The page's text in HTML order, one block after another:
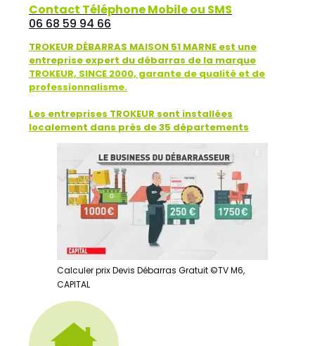
Contact Téléphone Mobile ou SMS
06 68 59 94 66
TROKEUR DÉBARRAS MAISON 51 MARNE est une
entreprise expert du débarras de la marque
TROKEUR, SINCE 2000, garante de qualité et de
professionnalisme.
Les entreprises TROKEUR sont installées
localement dans près de 35 départements
Calculer prix Devis Débarras Gratuit ©TV M6,
CAPITAL